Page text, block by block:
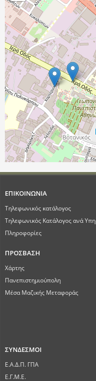
ΕΠΙΚΟΙΝΩΝΙΑ
Τηλεφωνικός κατάλογος
Τηλεφωνικός Κατάλογος ανά
Πληροφορίες
ΠΡΟΣΒΑΣΗ
Χάρτης
Πανεπιστημιούπολη
Μέσα Μαζικής Μεταφοράς
ΣΥΝΔΕΣΜΟΙ
Ε.Α.Δ.Π. ΓΠΑ
Ε.Γ.Μ.Ε.